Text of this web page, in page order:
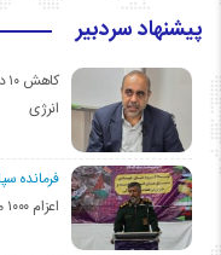
پیشنهاد سردبیر
انرژی
فرمانده
اعزام ۱۰۰۰ مهدیشهری به تشییع رهبر شهید